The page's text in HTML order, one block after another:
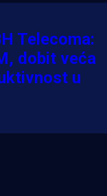
Telecoma:
dobit veća
u